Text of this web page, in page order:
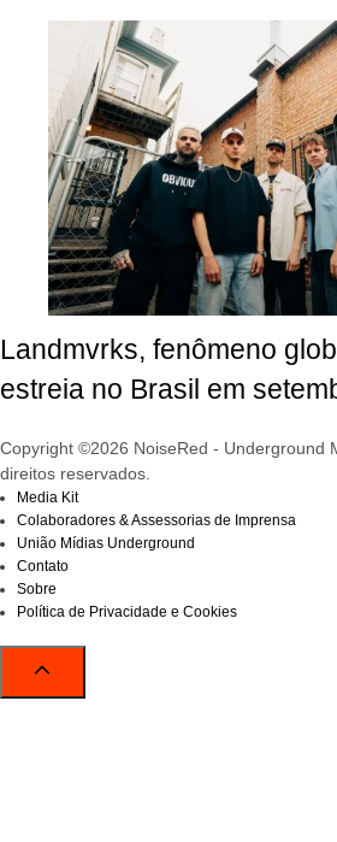
Landmvrks, fenômeno
estreia no Brasil em
Copyright ©2026 NoiseRed - Underground
direitos reservados.
Media Kit
Colaboradores & Assessorias de Imprensa
União Mídias Underground
Contato
Sobre
Política de Privacidade e Cookies